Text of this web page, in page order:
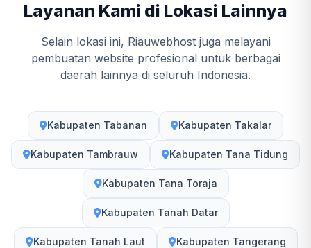
Layanan Kami di Lokasi Lainnya
Selain lokasi ini, Riauwebhost juga melayani
pembuatan website profesional untuk berbagai
daerah lainnya di seluruh Indonesia.
Kabupaten Tabanan Kabupaten Takalar
Kabupaten Tambrauw Kabupaten Tana Tidung
Kabupaten Tana Toraja
Kabupaten Tanah Datar
Kabupaten Tanah Laut Kabupaten Tangerang